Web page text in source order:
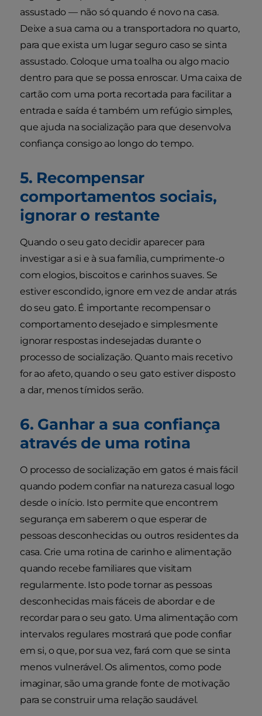
assustado — não só quando é novo na casa.
Deixe a sua cama ou a transportadora no quarto,
para que exista um lugar seguro caso se sinta
assustado. Coloque uma toalha ou algo macio
dentro para que se possa enroscar. Uma caixa de
cartão com uma porta recortada para facilitar a
entrada e saída é também um refúgio simples,
que ajuda na socialização para que desenvolva
confiança consigo ao longo do tempo.
5. Recompensar
comportamentos sociais,
ignorar o restante
Quando o seu gato decidir aparecer para
investigar a si e à sua família, cumprimente-o
com elogios, biscoitos e carinhos suaves. Se
estiver escondido, ignore em vez de andar atrás
do seu gato. É importante recompensar o
comportamento desejado e simplesmente
ignorar respostas indesejadas durante o
processo de socialização. Quanto mais recetivo
for ao afeto, quando o seu gato estiver disposto
a dar, menos tímidos serão.
6. Ganhar a sua confiança
através de uma rotina
O processo de socialização em gatos é mais fácil
quando podem confiar na natureza casual logo
desde o início. Isto permite que encontrem
segurança em saberem o que esperar de
pessoas desconhecidas ou outros residentes da
casa. Crie uma rotina de carinho e alimentação
quando recebe familiares que visitam
regularmente. Isto pode tornar as pessoas
desconhecidas mais fáceis de abordar e de
recordar para o seu gato. Uma alimentação com
intervalos regulares mostrará que pode confiar
em si, o que, por sua vez, fará com que se sinta
menos vulnerável. Os alimentos, como pode
imaginar, são uma grande fonte de motivação
para se construir uma relação saudável.